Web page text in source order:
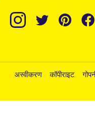
अस्वीकरण कॉपीराइट